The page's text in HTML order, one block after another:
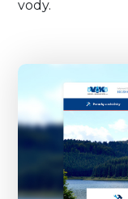
vody.